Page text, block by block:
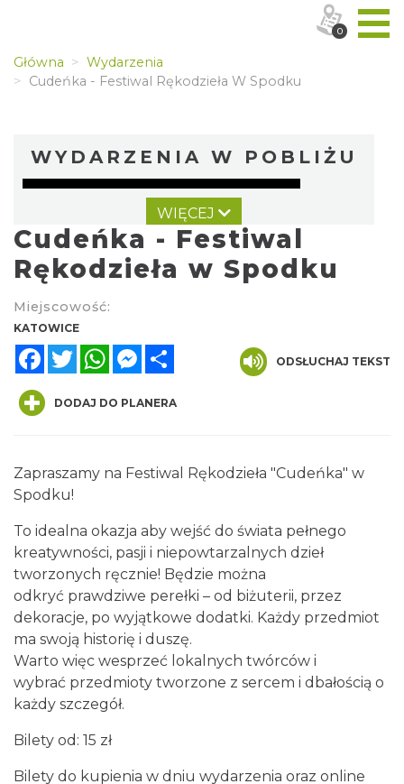
Główna
Wydarzenia
Cudeńka - Festiwal Rękodzieła W Spodku
WYDARZENIA W POBLIŻU
Kult – Pomarańczowa Trasa 2026
Katowice
2026-11-14
0.00 km
Myslovitz - Sentymentalny powrót do lat
2000
Katowice
2026-11-15
0.00 km
LORD OF THE DANCE - 30th Anniversary
WIĘCEJ
Cudeńka - Festiwal
Rękodzieła w Spodku
Miejscowość:
KATOWICE
FacebookTwitterWhatsAppMessenger
ODSŁUCHAJ TEKST
DODAJ DO PLANERA
Zapraszamy na Festiwal Rękodzieła "Cudeńka" w
Spodku!
To idealna okazja aby wejść do świata pełnego
kreatywności, pasji i niepowtarzalnych dzieł
tworzonych ręcznie! Będzie można
odkryć prawdziwe perełki – od biżuterii, przez
dekoracje, po wyjątkowe dodatki. Każdy przedmiot
ma swoją historię i duszę.
Warto więc wesprzeć lokalnych twórców i
wybrać przedmioty tworzone z sercem i dbałością o
każdy szczegół.
Bilety od: 15 zł
Bilety do kupienia w dniu wydarzenia oraz online
0